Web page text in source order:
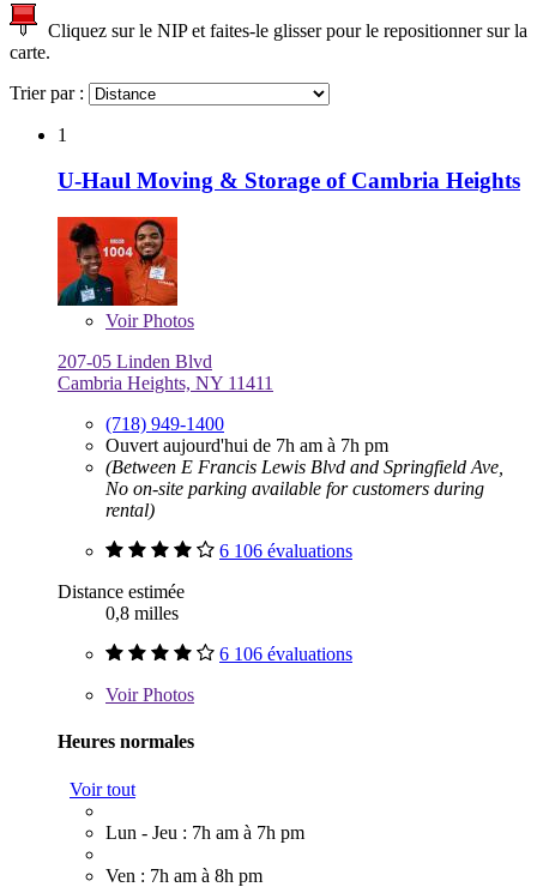
Cliquez sur le NIP et faites-le glisser pour le repositionner sur la
carte.
Trier par :
1
U-Haul Moving & Storage of Cambria Heights
VoirPhotos
207-05 Linden Blvd
Cambria Heights, NY 11411
(718) 949-1400
Ouvert aujourd'hui de 7h am à 7h pm
(Between E Francis Lewis Blvd and Springfield Ave,
No on-site parking available for customers during
rental)
6 106 évaluations
Distance estimée
0,8 milles
6 106 évaluations
VoirPhotos
Heures normales
Voir tout
Lun - Jeu : 7h am à 7h pm
Ven : 7h am à 8h pm